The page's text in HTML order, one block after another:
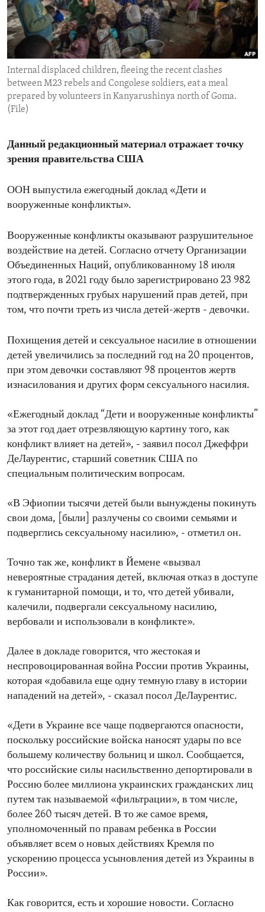
ENVIRONMENT AND HEALTH
IDEALS AND INSTITUTIONS
Internal displaced children, fleeing the recent clashes
between M23 rebels and Congolese soldiers, eat a meal
prepared by volunteers in Kanyarushinya north of Goma.
(File)
Данный редакционный материал отражает точку
зрения правительства США
ООН выпустила ежегодный доклад «Дети и
вооруженные конфликты».
Вооруженные конфликты оказывают разрушительное
воздействие на детей. Согласно отчету Организации
Объединенных Наций, опубликованному 18 июля
этого года, в 2021 году было зарегистрировано 23 982
подтвержденных грубых нарушений прав детей, при
том, что почти треть из числа детей-жертв - девочки.
Похищения детей и сексуальное насилие в отношении
детей увеличились за последний год на 20 процентов,
при этом девочки составляют 98 процентов жертв
изнасилования и других форм сексуального насилия.
«Ежегодный доклад “Дети и вооруженные конфликты”
за этот год дает отрезвляющую картину того, как
конфликт влияет на детей», - заявил посол Джеффри
ДеЛаурентис, старший советник США по
специальным политическим вопросам.
«В Эфиопии тысячи детей были вынуждены покинуть
свои дома, [были] разлучены со своими семьями и
подверглись сексуальному насилию», - отметил он.
Точно так же, конфликт в Йемене «вызвал
невероятные страдания детей, включая отказ в доступе
к гуманитарной помощи, и то, что детей убивали,
калечили, подвергали сексуальному насилию,
вербовали и использовали в конфликте».
Далее в докладе говорится, что жестокая и
неспровоцированная война России против Украины,
которая «добавила еще одну темную главу в истории
нападений на детей», - сказал посол ДеЛаурентис.
«Дети в Украине все чаще подвергаются опасности,
поскольку российские войска наносят удары по все
большему количеству больниц и школ. Сообщается,
что российские силы насильственно депортировали в
Россию более миллиона украинских гражданских лиц
путем так называемой «фильтрации», в том числе,
более 260 тысяч детей. В то же самое время,
уполномоченный по правам ребенка в России
объявляет всем о новых действиях Кремля по
ускорению процесса усыновления детей из Украины в
России».
Как говорится, есть и хорошие новости. Согласно